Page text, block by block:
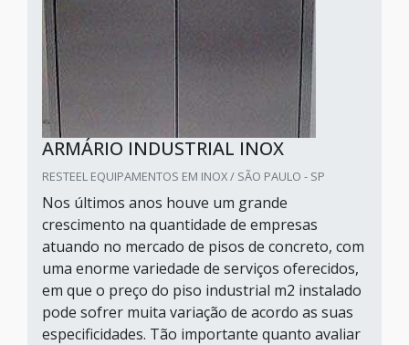
ARMÁRIO INDUSTRIAL INOX
RESTEEL EQUIPAMENTOS EM INOX / SÃO PAULO - SP
Nos últimos anos houve um grande
crescimento na quantidade de empresas
atuando no mercado de pisos de concreto, com
uma enorme variedade de serviços oferecidos,
em que o preço do piso industrial m2 instalado
pode sofrer muita variação de acordo as suas
especificidades. Tão importante quanto avaliar